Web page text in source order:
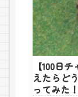
【100日
えたらど
ってみた！